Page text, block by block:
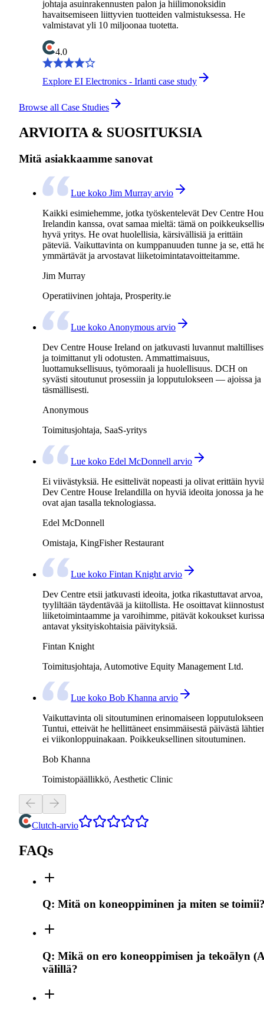
johtaja asuinrakennusten palon ja hiilimonoksidin
havaitsemiseen liittyvien tuotteiden valmistuksessa. He
valmistavat yli 10 miljoonaa tuotetta.
4.0
Explore EI Electronics - Irlanti case study
Browse all Case Studies
ARVIOITA & SUOSITUKSIA
Mitä asiakkaamme sanovat
Lue koko Jim Murray arvio
Kaikki esimiehemme, jotka työskentelevät Dev Centre
Irelandin kanssa, ovat samaa mieltä: tämä on
hyvä yritys. He ovat huolellisia, kärsivällisiä ja erittäin
päteviä. Vaikuttavinta on kumppanuuden tunne ja se, että
ymmärtävät ja arvostavat liiketoimintatavoitteitamme.
Jim Murray
Operatiivinen johtaja, Prosperity.ie
Lue koko Anonymous arvio
Dev Centre House Ireland on jatkuvasti luvannut
ja toimittanut yli odotusten. Ammattimaisuus,
luottamuksellisuus, työmoraali ja huolellisuus. DCH on
syvästi sitoutunut prosessiin ja lopputulokseen — ajoissa ja
täsmällisesti.
Anonymous
Toimitusjohtaja, SaaS-yritys
Lue koko Edel McDonnell arvio
Ei viivästyksiä. He esittelivät nopeasti ja olivat erittäin
Dev Centre House Irelandilla on hyviä ideoita jonossa ja he
ovat ajan tasalla teknologiassa.
Edel McDonnell
Omistaja, KingFisher Restaurant
Lue koko Fintan Knight arvio
Dev Centre etsii jatkuvasti ideoita, jotka rikastuttavat arvoa,
tyyliltään täydentävää ja kiitollista. He osoittavat
liiketoimintaamme ja varoihimme, pitävät kokoukset
antavat yksityiskohtaisia päivityksiä.
Fintan Knight
Toimitusjohtaja, Automotive Equity Management Ltd.
Lue koko Bob Khanna arvio
Vaikuttavinta oli sitoutuminen erinomaiseen
Tuntui, etteivät he hellittäneet ensimmäisestä päivästä
ei viikonloppuinakaan. Poikkeuksellinen sitoutuminen.
Bob Khanna
Toimistopäällikkö, Aesthetic Clinic
Clutch-arvio
FAQs
Q: Mitä on koneoppiminen ja miten se
Q: Mikä on ero koneoppimisen ja tekoälyn
välillä?